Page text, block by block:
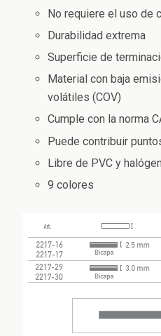
No requiere el uso de
Durabilidad extrema
Superficie de
Material con baja
volátiles (COV)
Cumple con la norma
Puede contribuir
Libre de PVC y
9 colores